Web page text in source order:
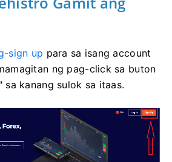
sign up para sa isang account
ng pag-click sa buton
" sa kanang sulok sa itaas.